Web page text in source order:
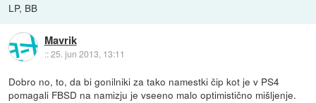
LP, BB
Mavrik
::25. jun 2013, 13:11
Dobro no, to, da bi gonilniki za tako namestki čip kot je v PS4
pomagali FBSD na namizju je vseeno malo optimistično mišljenje.